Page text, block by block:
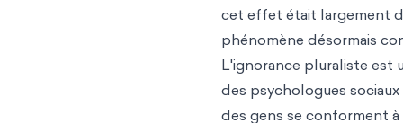
cet effet était largement
phénomène désormais
L'ignorance pluraliste est
des psychologues
des gens se conforment